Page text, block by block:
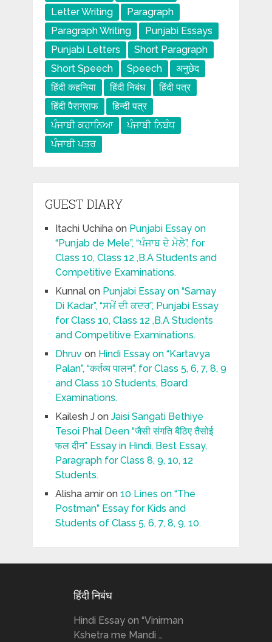
Letter Writing
Paragraph
Paragraph Writing
Punjabi Essays
Punjabi Letters
Short Paragraph
Short Speech
Speech
अनुछेद
हिंदी कहनिया
हिंदी निबंध
हिंदी पत्र
हिंदी पैराग्राफ
हिन्दी पत्र
ਪੰਜਾਬੀ ਕਹਾਨਿਆ
ਪੰਜਾਬੀ ਨਿਬੰਧ
ਪੰਜਾਬੀ ਪਤਰ
GUEST DIARY
Itachi Uchihaon Punjabi Essay on
“Punjab de Mele”, “ਪੰਜਾਬ ਦੇ ਮੇਲੇ”, for
Class 10, Class 12 ,B.A Students and
Competitive Examinations.
Kunnalon Punjabi Essay on “Samay
Di Kadar”, “ਸਮੇਂ ਦੀ ਕਦਰ”, Punjabi Essay
for Class 10, Class 12 ,B.A Students
and Competitive Examinations.
Dhruvon Hindi Essay on “Kartavya
Palan”, “कर्तव्य पालन”, for Class 5, 6, 7, 8, 9
and Class 10 Students, Board
Examinations.
Kailesh Jon Jaisi Sangati Bethiye
Tesoi Phal Deen “जैसी संगति बैठिए तैसोई
फल दीन” Essay in Hindi, Best Essay,
Paragraph for Class 8, 9, 10, 12
Students.
Alisha amiron 10 Lines on “The
Postman” Essay for Kids and
Students of Class 5, 6, 7, 8, 9, 10.
हिंदी निबंध
Hindi Essay on “Vinirman
Kshetra me Mandi …